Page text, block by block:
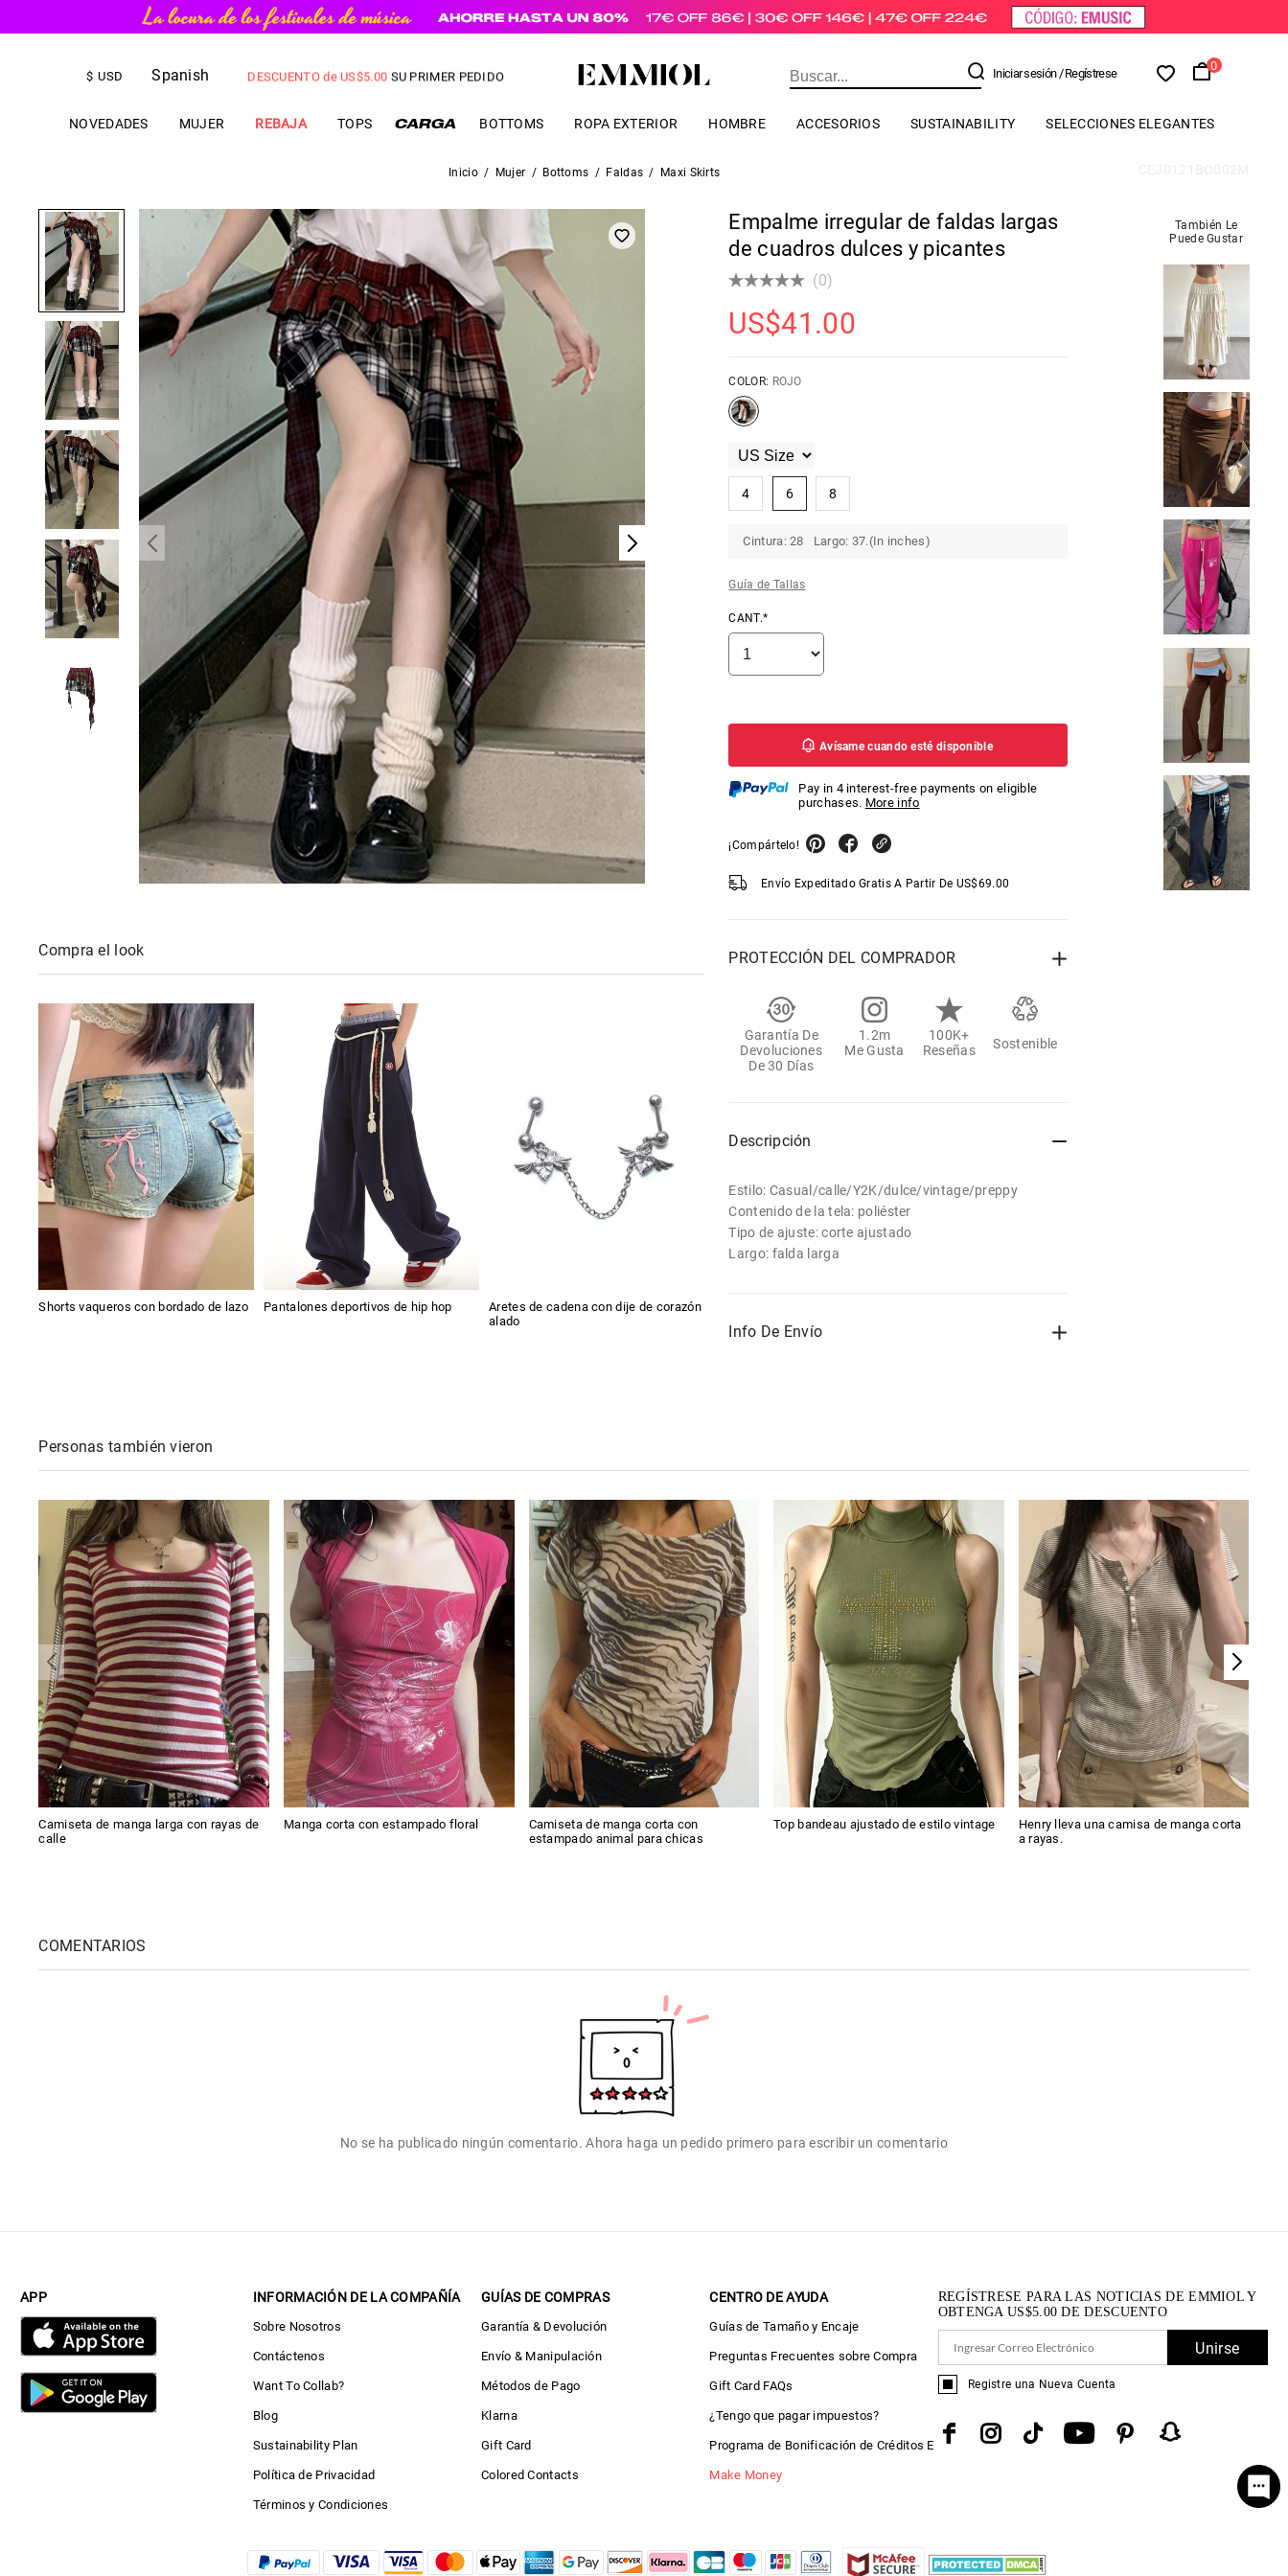
$ USD Spanish
DESCUENTO de US$5.00 SU PRIMER PEDIDO Iniciar sesión/ Regístrese
0
NOVEDADES MUJER REBAJA TOPS BOTTOMS ROPA EXTERIOR HOMBRE ACCESORIOS SUSTAINABILITY SELECCIONES ELEGANTES
Inicio / Mujer / Bottoms / Faldas / Maxi Skirts
Compra el look
Shorts vaqueros con bordado de lazo Pantalones deportivos de hip hop
Aretes de cadena con dije de corazón
alado
Empalme irregular de faldas largas
de cuadros dulces y picantes
(0)
US$41.00
COLOR: ROJO
4 6 8
Cintura: 28 Largo: 37.(In inches)
Guía de Tallas
CANT.*
Avísame cuando esté disponible
Pay in 4 interest-free payments on eligible
purchases. More info
¡Compártelo!
Envío Expeditado Gratis A Partir De US$69.00
PROTECCIÓN DEL COMPRADOR
Garantía De
Devoluciones
De 30 Días
1.2m
Me Gusta
100K+
Reseñas
Sostenible
Descripción
Estilo: Casual/calle/Y2K/dulce/vintage/preppy
Contenido de la tela: poliéster
Tipo de ajuste: corte ajustado
Largo: falda larga
Info De Envío
También Le
Puede Gustar
Personas también vieron
Camiseta de manga larga con rayas de
calle
Manga corta con estampado floral
Camiseta de manga corta con
estampado animal para chicas
Top bandeau ajustado de estilo vintage
Henry lleva una camisa de manga corta
a rayas.
COMENTARIOS
No se ha publicado ningún comentario. Ahora haga un pedido primero para escribir un comentario
APP INFORMACIÓN DE LA COMPAÑÍA
Sobre Nosotros
Contáctenos
Want To Collab?
Blog
Sustainability Plan
Política de Privacidad
Términos y Condiciones
GUÍAS DE COMPRAS
Garantía & Devolución
Envío & Manipulación
Métodos de Pago
Klarna
Gift Card
Colored Contacts
CENTRO DE AYUDA
Guías de Tamaño y Encaje
Preguntas Frecuentes sobre Compra
Gift Card FAQs
¿Tengo que pagar impuestos?
Programa de Bonificación de Créditos E
Make Money
REGÍSTRESE PARA LAS NOTICIAS DE EMMIOL Y
OBTENGAUS$5.00 DE DESCUENTO
Unirse
Registre una Nueva Cuenta